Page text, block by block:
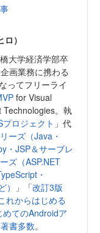
）
大学経済学部卒
画業務に携わる
ってフリーライ
for Visual
。執
プロジェクト 」代
ーズ（Java・
・JSP＆サーブレ
ズ（ASP.NET
・
」「改訂3版
れからはじめる
めてのAndroidア
著書多数。